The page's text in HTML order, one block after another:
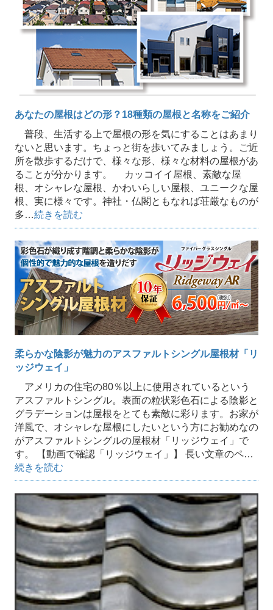
あなたの屋根はどの形？18種類の屋根と名称をご紹介
普段、生活する上で屋根の形を気にすることはあまり
ないと思います。ちょっと街を歩いてみましょう。ご近
所を散歩するだけで、様々な形、様々な材料の屋根があ
ることが分かります。 カッコイイ屋根、素敵な屋
根、オシャレな屋根、かわいらしい屋根、ユニークな屋
根、実に様々です。神社・仏閣ともなれば荘厳なものが
多…続きを読む
柔らかな陰影が魅力のアスファルトシングル屋根材「リ
ッジウェイ」
アメリカの住宅の80％以上に使用されているという
アスファルトシングル。表面の粒状彩色石による陰影と
グラデーションは屋根をとても素敵に彩ります。お家が
洋風で、オシャレな屋根にしたいという方にお勧めなの
がアスファルトシングルの屋根材「リッジウェイ」で
す。 【動画で確認「リッジウェイ」】 長い文章のペ…
続きを読む